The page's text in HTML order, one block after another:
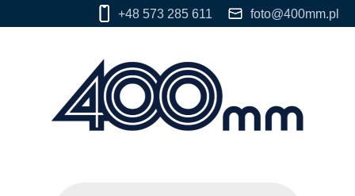
+48 573 285 611 foto@400mm.pl